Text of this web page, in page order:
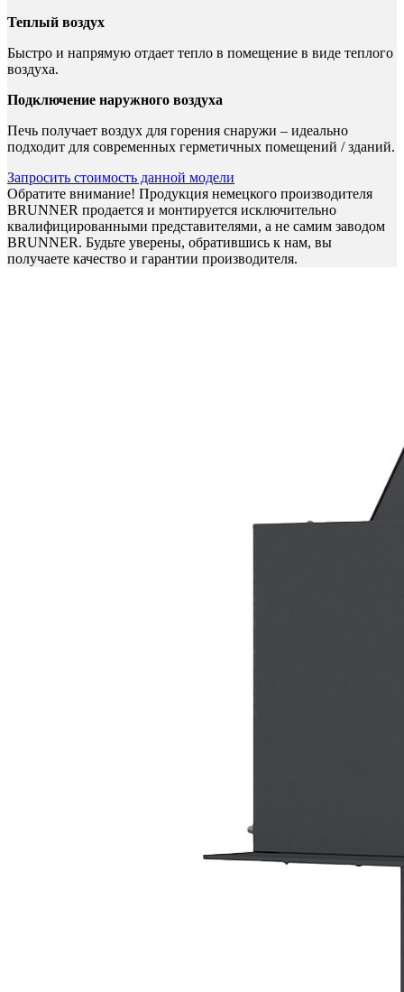
Теплый воздух
Быстро и напрямую отдает тепло в помещение в виде теплого
воздуха.
Подключение наружного воздуха
Печь получает воздух для горения снаружи – идеально
подходит для современных герметичных помещений / зданий.
Запросить стоимость данной модели
Обратите внимание! Продукция немецкого производителя
BRUNNER продается и монтируется исключительно
квалифицированными представителями, а не самим заводом
BRUNNER. Будьте уверены, обратившись к нам, вы
получаете качество и гарантии производителя.